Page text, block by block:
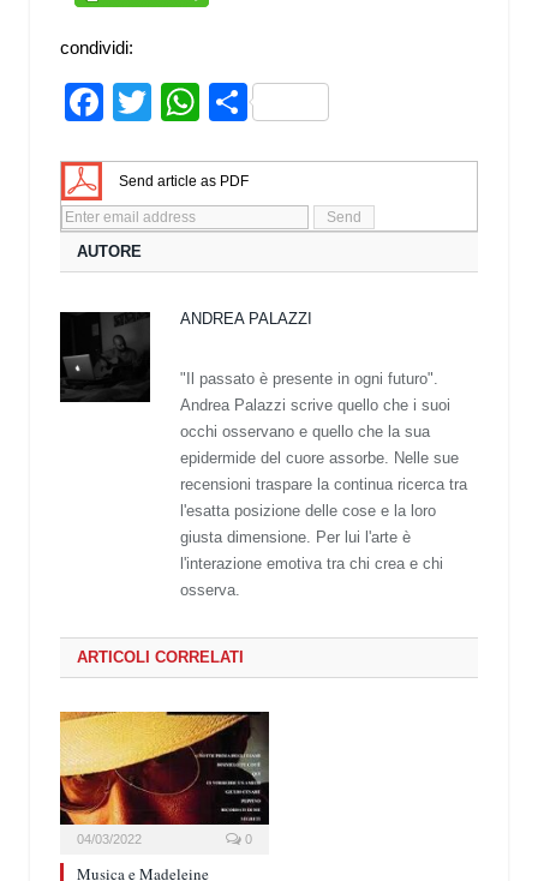
condividi:
Facebook
TwitterWhatsApp
Share
Send article as PDF
AUTORE
ANDREA PALAZZI
"Il passato è presente in ogni futuro".
Andrea Palazzi scrive quello che i suoi
occhi osservano e quello che la sua
epidermide del cuore assorbe. Nelle sue
recensioni traspare la continua ricerca tra
l'esatta posizione delle cose e la loro
giusta dimensione. Per lui l'arte è
l'interazione emotiva tra chi crea e chi
osserva.
ARTICOLI CORRELATI
04/03/2022 0
Musica e Madeleine